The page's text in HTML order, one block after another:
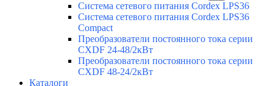
Система сетевого питания Cordex LPS36
Система сетевого питания Cordex LPS36
Compact
Преобразователи постоянного тока серии
CXDF 24-48/2кВт
Преобразователи постоянного тока серии
CXDF 48-24/2кВт
Каталоги